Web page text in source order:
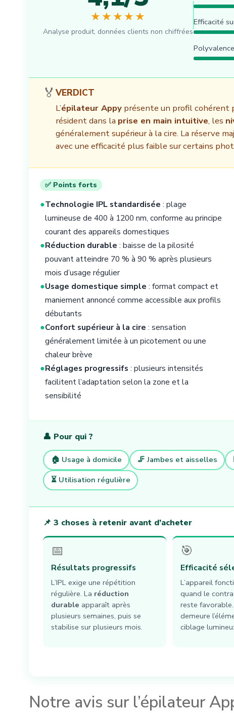
★★★★★
Analyse produit, données clients non chiffrées
Efficacité
Polyvalence
🏅VERDICT
L’épilateur Appy présente un profil cohérent
résident dans la prise en main intuitive, les
généralement supérieur à la cire. La réserve
avec une efficacité plus faible sur certains
✅ Points forts
●Technologie IPL standardisée : plage
lumineuse de 400 à 1200 nm, conforme au principe
courant des appareils domestiques
●Réduction durable : baisse de la pilosité
pouvant atteindre 70 % à 90 % après plusieurs
mois d’usage régulier
●Usage domestique simple : format compact et
maniement annoncé comme accessible aux profils
débutants
●Confort supérieur à la cire : sensation
généralement limitée à un picotement ou une
chaleur brève
●Réglages progressifs : plusieurs intensités
facilitent l’adaptation selon la zone et la
sensibilité
👤 Pour qui ?
🏠 Usage à domicile 🦵 Jambes et aisselles
⏳ Utilisation régulière
📌 3 choses à retenir avant d’acheter
📅
Résultats progressifs
L’IPL exige une répétition
régulière. La réduction
durable apparaît après
plusieurs semaines, puis se
stabilise sur plusieurs mois.
🎯
Efficacité
L’appareil
quand le
reste
demeure
ciblage
Notre avis sur l’épilateur